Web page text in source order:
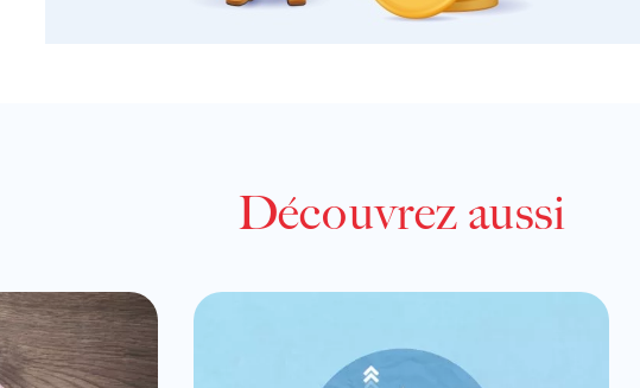
Découvrez aussi